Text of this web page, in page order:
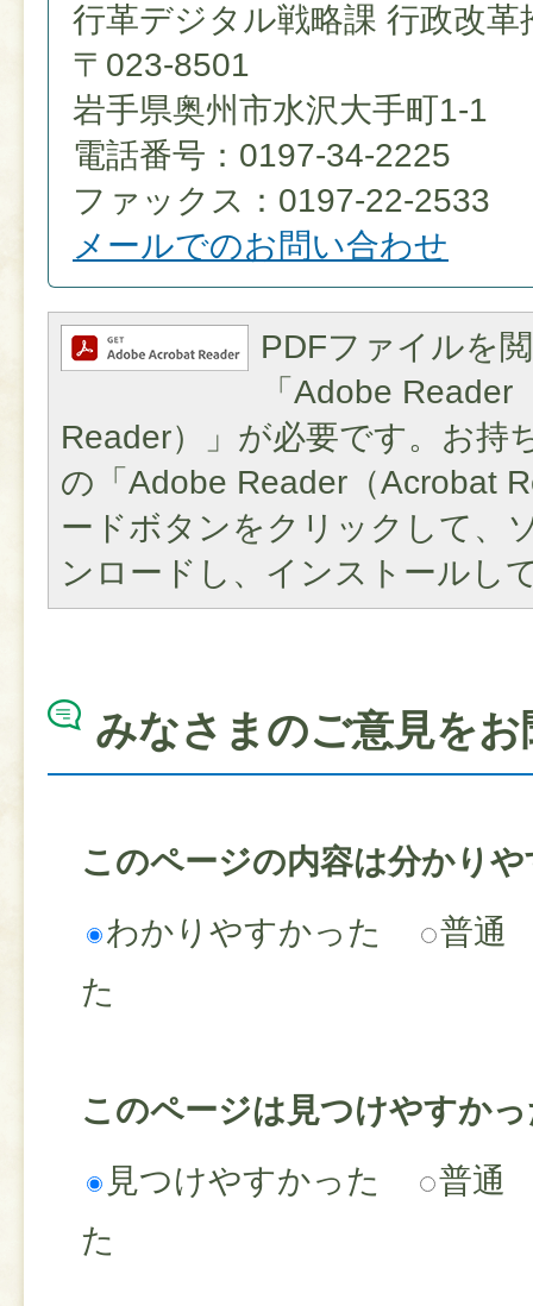
行革デジタル戦略課 行政改革
〒023-8501
岩手県奥州市水沢大手町1-1
電話番号：0197-34-2225
ファックス：0197-22-2533
メールでのお問い合わせ
PDFファイルを
「Adobe Reader
Reader）」が必要です。お持
の「Adobe Reader（Acrobat
ードボタンをクリックして、
ンロードし、インストールし
みなさまのご意見を
このページの内容は分かり
わかりやすかった
普通
た
このページは見つけやすか
見つけやすかった
普通
た